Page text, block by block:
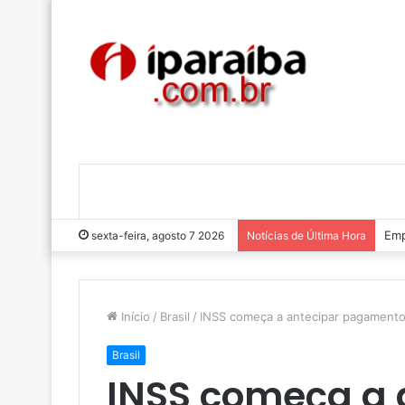
sexta-feira, agosto 7 2026 Notícias de Última Hora
Início / Brasil / INSS começa a antecipar
Brasil